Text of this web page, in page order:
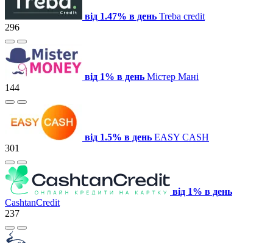
від 1.47% в день Treba credit
296
від 1% в день Містер Мані
144
від 1.5% в день EASY CASH
301
від 1% в день
CashtanCredit
237